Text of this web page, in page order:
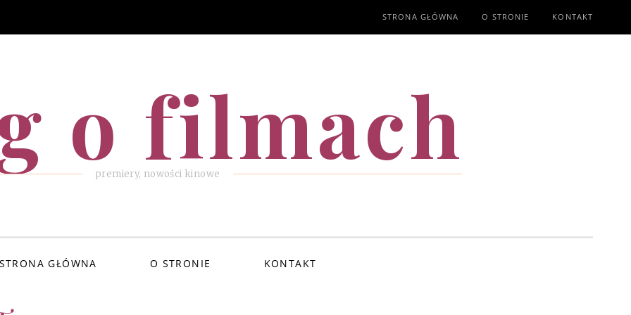
STRONA GŁÓWNA O STRONIE KONTAKT
o filmach
premiery, nowości kinowe
STRONA GŁÓWNA O STRONIE KONTAKT